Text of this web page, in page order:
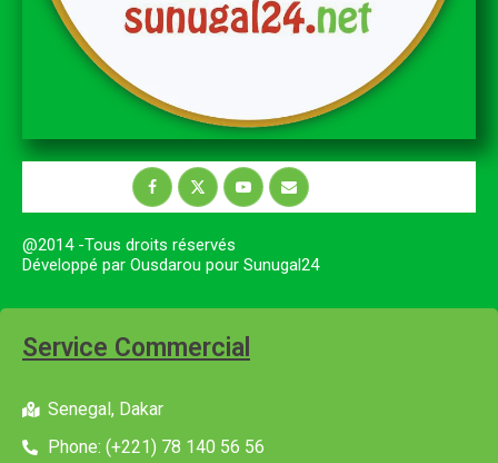
@2014 -Tous droits réservés
Développé par Ousdarou pour Sunugal24
Service Commercial
Senegal, Dakar
Phone: (+221) 78 140 56 56